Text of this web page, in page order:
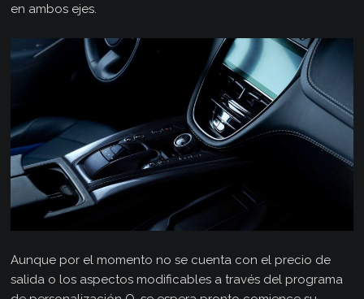
en ambos ejes.
Aunque por el momento no se cuenta con el precio de
salida o los aspectos modificables a través del programa